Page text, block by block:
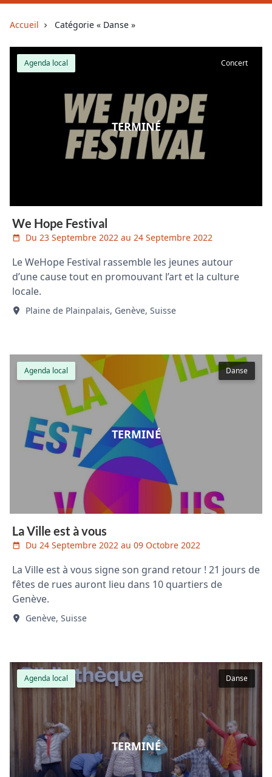
Accueil Catégorie « Danse »
Concert
Agenda local
TERMINÉ
We Hope Festival
Du 23 Septembre 2022 au 24 Septembre 2022
Le WeHope Festival rassemble les jeunes autour
d’une cause tout en promouvant l’art et la culture
locale.
Plaine de Plainpalais, Genève, Suisse
Danse
Agenda local
TERMINÉ
La Ville est à vous
Du 24 Septembre 2022 au 09 Octobre 2022
La Ville est à vous signe son grand retour ! 21 jours de
fêtes de rues auront lieu dans 10 quartiers de
Genève.
Genève, Suisse
Danse
Agenda local
TERMINÉ